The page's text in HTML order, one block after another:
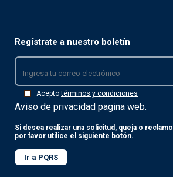
Regístrate a nuestro boletín
Aceptotérminos y condiciones
Aviso de privacidad pagina web.
Si desea realizar una solicitud, queja o reclamo
por favor utilice el siguiente botón.
Ir a PQRS